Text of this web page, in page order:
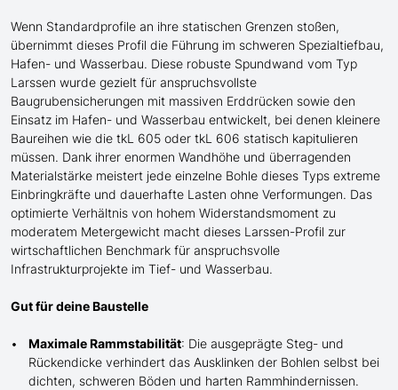
Wenn Standardprofile an ihre statischen Grenzen stoßen,
übernimmt dieses Profil die Führung im schweren Spezialtiefbau,
Hafen- und Wasserbau. Diese robuste Spundwand vom Typ
Larssen wurde gezielt für anspruchsvollste
Baugrubensicherungen mit massiven Erddrücken sowie den
Einsatz im Hafen- und Wasserbau entwickelt, bei denen kleinere
Baureihen wie die tkL 605 oder tkL 606 statisch kapitulieren
müssen. Dank ihrer enormen Wandhöhe und überragenden
Materialstärke meistert jede einzelne Bohle dieses Typs extreme
Einbringkräfte und dauerhafte Lasten ohne Verformungen. Das
optimierte Verhältnis von hohem Widerstandsmoment zu
moderatem Metergewicht macht dieses Larssen-Profil zur
wirtschaftlichen Benchmark für anspruchsvolle
Infrastrukturprojekte im Tief- und Wasserbau.
Gut für deine Baustelle
Maximale Rammstabilität: Die ausgeprägte Steg- und
Rückendicke verhindert das Ausklinken der Bohlen selbst bei
dichten, schweren Böden und harten Rammhindernissen.